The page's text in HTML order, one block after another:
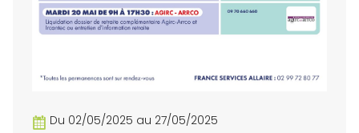
Du 02/05/2025 au 27/05/2025